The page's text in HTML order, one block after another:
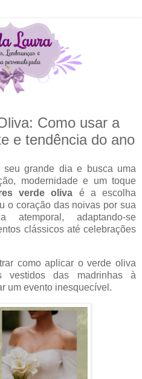
Como usar a
e tendência do ano
grande dia e busca uma
modernidade e um toque
verde oliva é a escolha
o coração das noivas por sua
atemporal, adaptando-se
clássicos até celebrações
como aplicar o verde oliva
das madrinhas à
um evento inesquecível.